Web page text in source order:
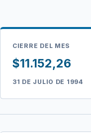
CIERRE DEL MES
$11.152,26
31 DE JULIO DE 1994